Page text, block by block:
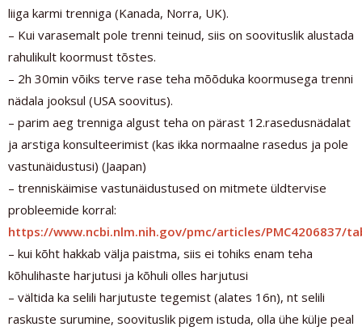
liiga karmi trenniga (Kanada, Norra, UK).
– Kui varasemalt pole trenni teinud, siis on soovituslik alustada
rahulikult koormust tõstes.
– 2h 30min võiks terve rase teha mõõduka koormusega trenni
nädala jooksul (USA soovitus).
– parim aeg trenniga algust teha on pärast 12.rasedusnädalat
ja arstiga konsulteerimist (kas ikka normaalne rasedus ja pole
vastunäidustusi) (Jaapan)
– trenniskäimise vastunäidustused on mitmete üldtervise
probleemide korral:
https://www.ncbi.nlm.nih.gov/pmc/articles/PMC4206837/
– kui kõht hakkab välja paistma, siis ei tohiks enam teha
kõhulihaste harjutusi ja kõhuli olles harjutusi
– vältida ka selili harjutuste tegemist (alates 16n), nt selili
raskuste surumine, soovituslik pigem istuda, olla ühe külje peal